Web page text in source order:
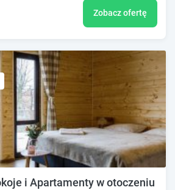
Zobacz ofertę
i Apartamenty w otoczeniu